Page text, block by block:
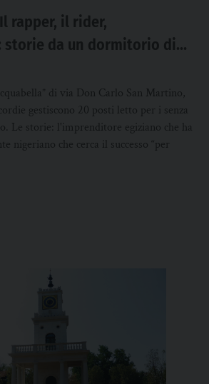
rapper, il rider,
storie da un dormitorio di
di via Don Carlo San Martino,
gestiscono 20 posti letto per i senza
Le storie: l'imprenditore egiziano che ha
nigeriano che cerca il successo “per